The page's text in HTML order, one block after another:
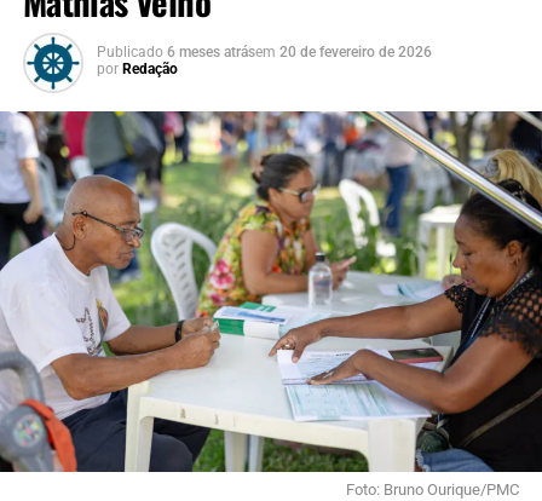
Publicado 6 meses atrásem 20 de fevereiro de 2026
por Redação
Foto: Bruno Ourique/PMC